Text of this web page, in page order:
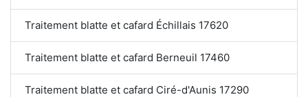
Traitement blatte et cafard Échillais 17620
Traitement blatte et cafard Berneuil 17460
Traitement blatte et cafard Ciré-d'Aunis 17290